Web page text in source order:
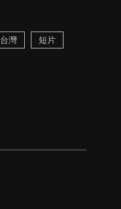
台灣 短片